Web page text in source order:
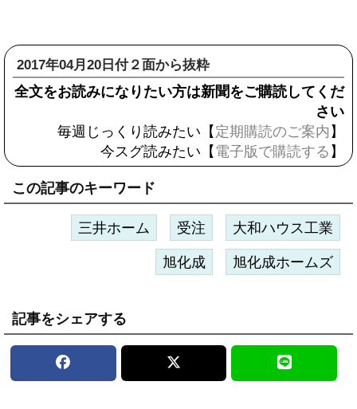
2017年04月20日付２面から抜粋
全文をお読みになりたい方は新聞をご購読してくだ
さい
毎週じっくり読みたい【 定期購読のご案内 】
今スグ読みたい【 電子版で購読する 】
この記事のキーワード
三井ホーム 受注 大和ハウス工業
旭化成 旭化成ホームズ
記事をシェアする